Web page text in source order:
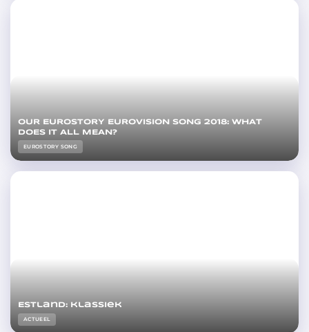
OUR EUROSTORY EUROVISION SONG 2018: WHAT
DOES IT ALL MEAN?
EUROSTORY SONG
Estland: klassiek
ACTUEEL